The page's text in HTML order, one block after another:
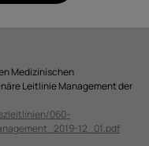
Medizinischen
Leitlinie Management der
060-
12_01.pdf